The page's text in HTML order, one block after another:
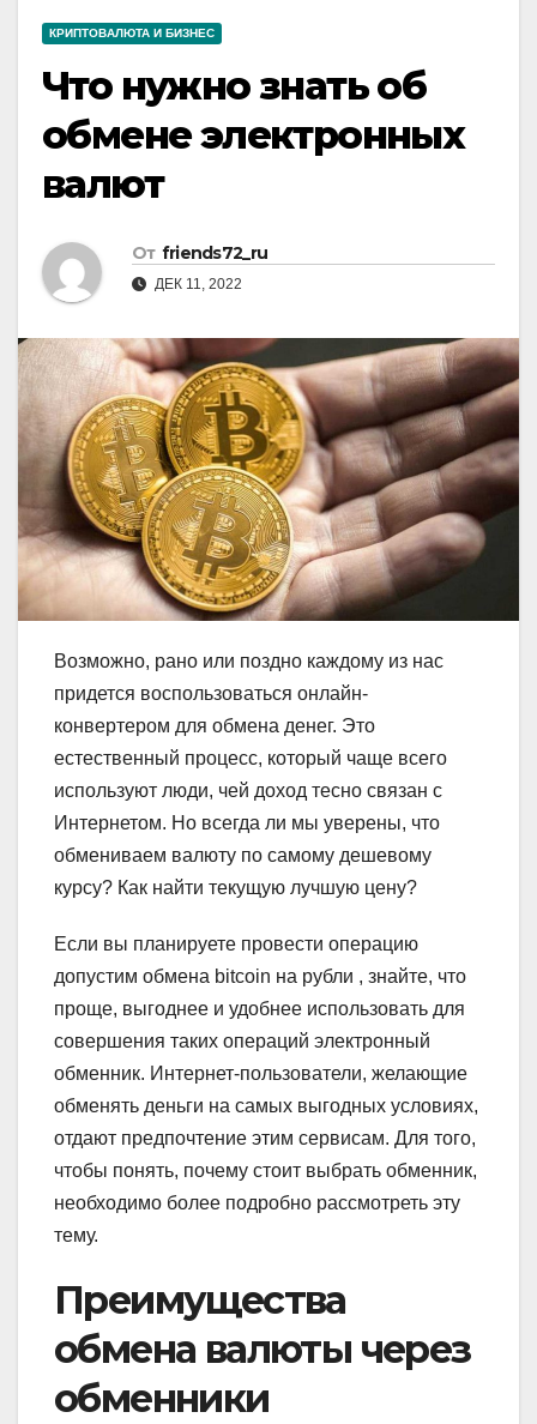
КРИПТОВАЛЮТА И БИЗНЕС
Что нужно знать об
обмене электронных
валют
От friends72_ru
ДЕК 11, 2022
Возможно, рано или поздно каждому из нас
придется воспользоваться онлайн-
конвертером для обмена денег. Это
естественный процесс, который чаще всего
используют люди, чей доход тесно связан с
Интернетом. Но всегда ли мы уверены, что
обмениваем валюту по самому дешевому
курсу? Как найти текущую лучшую цену?
Если вы планируете провести операцию
допустим обмена bitcoin на рубли , знайте, что
проще, выгоднее и удобнее использовать для
совершения таких операций электронный
обменник. Интернет-пользователи, желающие
обменять деньги на самых выгодных условиях,
отдают предпочтение этим сервисам. Для того,
чтобы понять, почему стоит выбрать обменник,
необходимо более подробно рассмотреть эту
тему.
Преимущества
обмена валюты через
обменники